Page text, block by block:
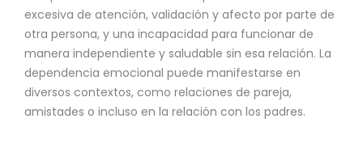
excesiva de atención, validación y afecto por parte de
otra persona, y una incapacidad para funcionar de
manera independiente y saludable sin esa relación. La
dependencia emocional puede manifestarse en
diversos contextos, como relaciones de pareja,
amistades o incluso en la relación con los padres.